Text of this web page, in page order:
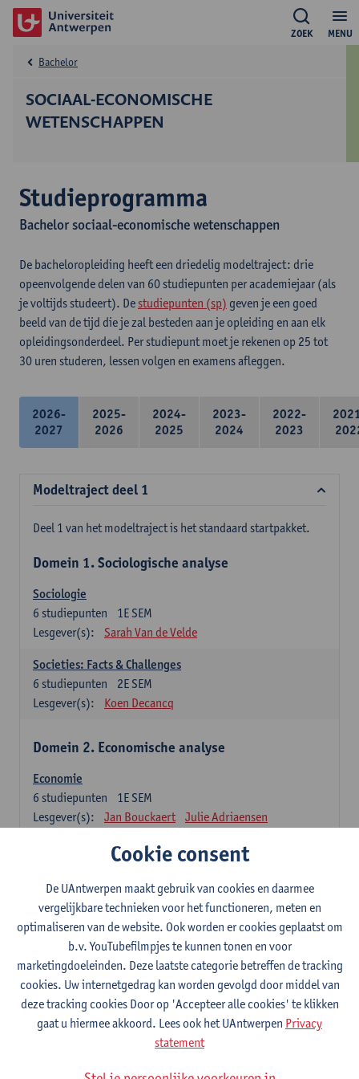
MENU
ZOEK
SOCIAAL-ECONOMISCHE
WETENSCHAPPEN
Bachelor
Studieprogramma
Bachelor sociaal-economische wetenschappen
De bacheloropleiding heeft een driedelig modeltraject: drie
opeenvolgende delen van 60 studiepunten per academiejaar (als
je voltijds studeert). De studiepunten (sp) geven je een goed
beeld van de tijd die je zal besteden aan je opleiding en aan elk
opleidingsonderdeel. Per studiepunt moet je rekenen op 25 tot
30 uren studeren, lessen volgen en examens afleggen.
2026-
2027
2025-
2026
2024-
2025
2023-
2024
2022-
2023
Modeltraject deel 1
Deel 1 van het modeltraject is het standaard startpakket.
Domein 1. Sociologische analyse
Sociologie
1E SEM
6 studiepunten
Lesgever(s):
Sarah Van de Velde
Societies: Facts & Challenges
2E SEM
6 studiepunten
Lesgever(s):
Koen Decancq
Domein 2. Economische analyse
Economie
1E SEM
6 studiepunten
Lesgever(s):
Jan Bouckaert Julie Adriaensen
Domein 3. Bedrijfseconomie
Accountancy
1E/2E SEM
6studiepunten
Lesgever(s):
Tom Van Caneghem Christine Lippens
Domein 6. Kwantitatieve methoden
Beschrijvende statistiek en kansrekenen
2E SEM
3studiepunten
Stephan Van der Veeken
Cookie consent
De UAntwerpen maakt gebruik van cookies en daarmee
vergelijkbare technieken voor het functioneren, meten en
optimaliseren van de website. Ook worden er cookies geplaatst om
b.v. YouTubefilmpjes te kunnen tonen en voor
marketingdoeleinden. Deze laatste categorie betreffen de tracking
cookies. Uw internetgedrag kan worden gevolgd door middel van
deze tracking cookies Door op 'Accepteer alle cookies' te klikken
gaat u hiermee akkoord. Lees ook het UAntwerpen Privacy
statement